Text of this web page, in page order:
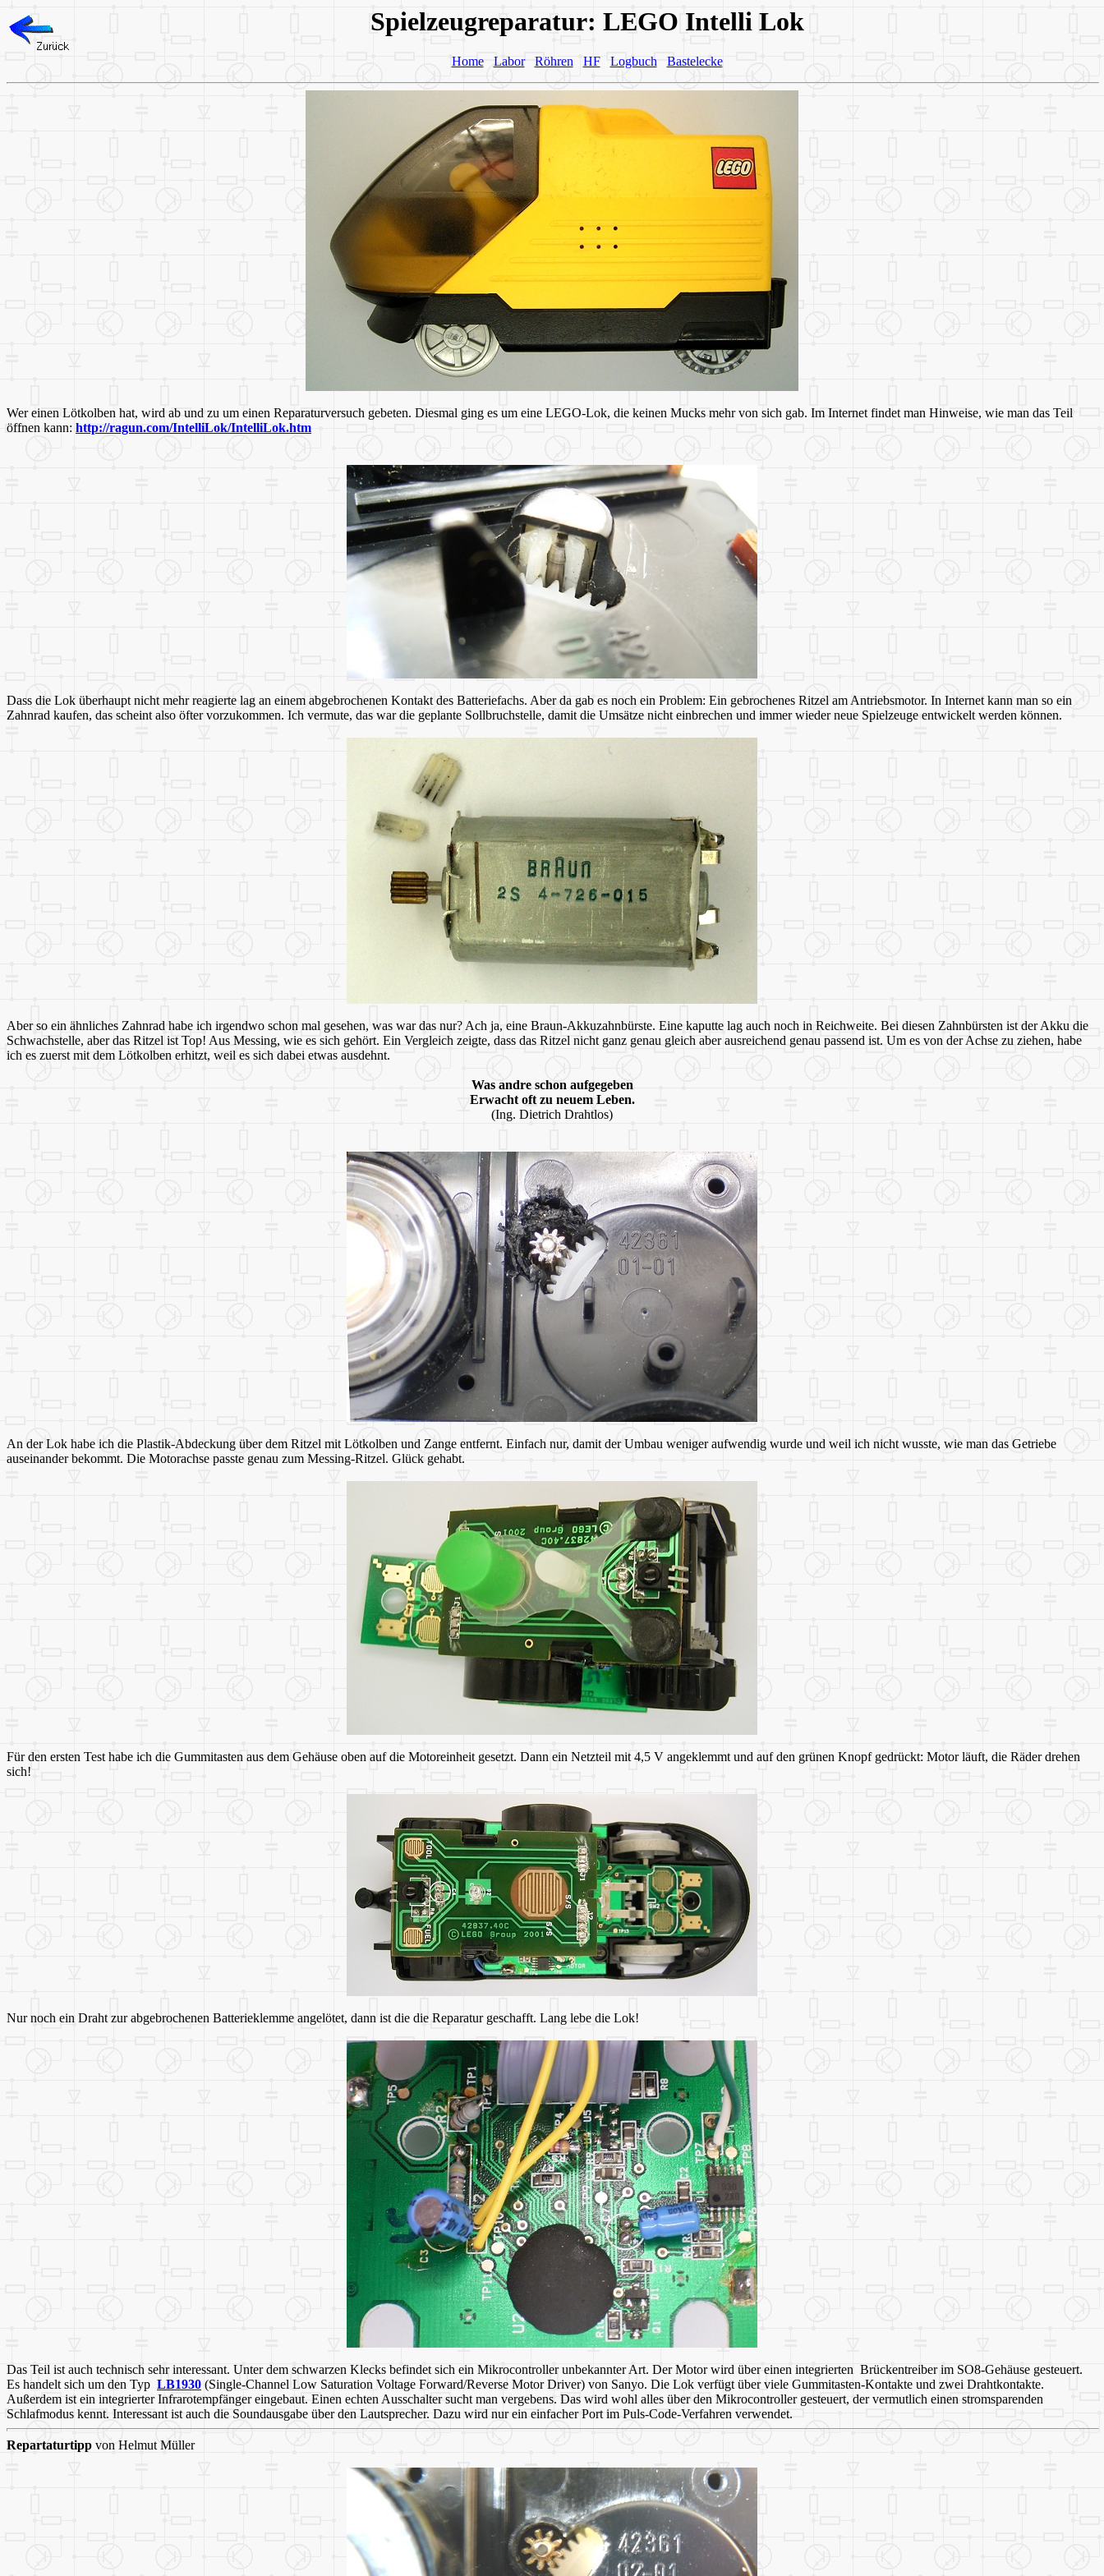
Spielzeugreparatur: LEGO Intelli Lok
Home Labor Röhren HF Logbuch Bastelecke
Wer einen Lötkolben hat, wird ab und zu um einen Reparaturversuch gebeten. Diesmal ging es um eine LEGO-Lok, die keinen Mucks mehr von sich gab. Im Internet findet man Hinweise, wie man das Teil
öffnen kann: http://ragun.com/IntelliLok/IntelliLok.htm
Dass die Lok überhaupt nicht mehr reagierte lag an einem abgebrochenen Kontakt des Batteriefachs. Aber da gab es noch ein Problem: Ein gebrochenes Ritzel am Antriebsmotor. In Internet kann man so ein
Zahnrad kaufen, das scheint also öfter vorzukommen. Ich vermute, das war die geplante Sollbruchstelle, damit die Umsätze nicht einbrechen und immer wieder neue Spielzeuge entwickelt werden können.
Aber so ein ähnliches Zahnrad habe ich irgendwo schon mal gesehen, was war das nur? Ach ja, eine Braun-Akkuzahnbürste. Eine kaputte lag auch noch in Reichweite. Bei diesen Zahnbürsten ist der Akku die
Schwachstelle, aber das Ritzel ist Top! Aus Messing, wie es sich gehört. Ein Vergleich zeigte, dass das Ritzel nicht ganz genau gleich aber ausreichend genau passend ist. Um es von der Achse zu ziehen, habe
ich es zuerst mit dem Lötkolben erhitzt, weil es sich dabei etwas ausdehnt.
Was andre schon aufgegeben
Erwacht oft zu neuem Leben.
(Ing. Dietrich Drahtlos)
An der Lok habe ich die Plastik-Abdeckung über dem Ritzel mit Lötkolben und Zange entfernt. Einfach nur, damit der Umbau weniger aufwendig wurde und weil ich nicht wusste, wie man das Getriebe
auseinander bekommt. Die Motorachse passte genau zum Messing-Ritzel. Glück gehabt.
Für den ersten Test habe ich die Gummitasten aus dem Gehäuse oben auf die Motoreinheit gesetzt. Dann ein Netzteil mit 4,5 V angeklemmt und auf den grünen Knopf gedrückt: Motor läuft, die Räder drehen
sich!
Nur noch ein Draht zur abgebrochenen Batterieklemme angelötet, dann ist die die Reparatur geschafft. Lang lebe die Lok!
Das Teil ist auch technisch sehr interessant. Unter dem schwarzen Klecks befindet sich ein Mikrocontroller unbekannter Art. Der Motor wird über einen integrierten Brückentreiber im SO8-Gehäuse gesteuert.
Es handelt sich um den Typ LB1930 (Single-Channel Low Saturation Voltage Forward/Reverse Motor Driver) von Sanyo. Die Lok verfügt über viele Gummitasten-Kontakte und zwei Drahtkontakte.
Außerdem ist ein integrierter Infrarotempfänger eingebaut. Einen echten Ausschalter sucht man vergebens. Das wird wohl alles über den Mikrocontroller gesteuert, der vermutlich einen stromsparenden
Schlafmodus kennt. Interessant ist auch die Soundausgabe über den Lautsprecher. Dazu wird nur ein einfacher Port im Puls-Code-Verfahren verwendet.
Repartaturtipp von Helmut Müller